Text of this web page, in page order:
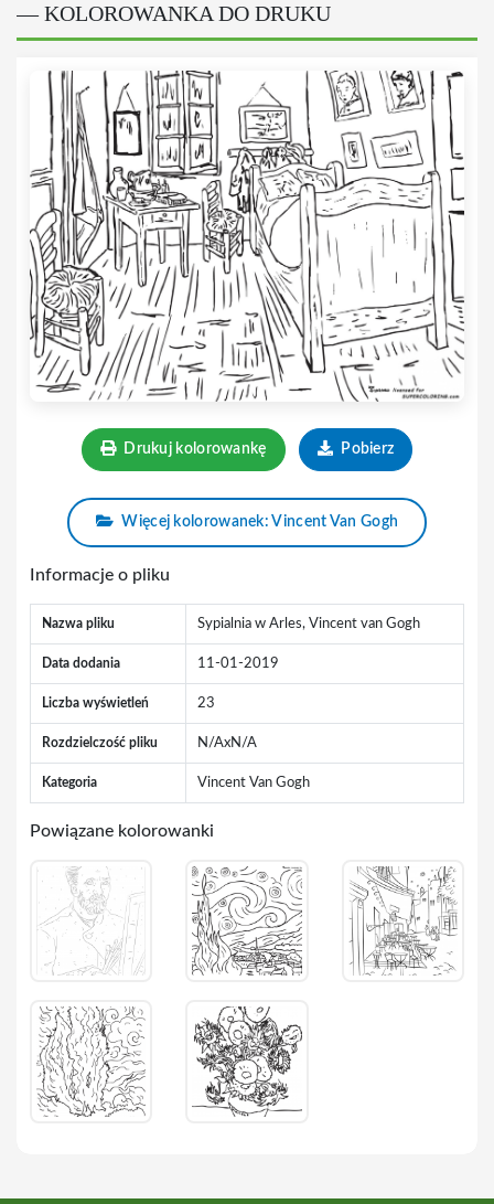
— KOLOROWANKA DO DRUKU
Drukuj kolorowankę Pobierz
Więcej kolorowanek: Vincent Van Gogh
Informacje o pliku
Nazwa pliku Sypialnia w Arles, Vincent van Gogh
Data dodania 11-01-2019
Liczba wyświetleń 23
Rozdzielczość pliku N/AxN/A
Kategoria Vincent Van Gogh
Powiązane kolorowanki